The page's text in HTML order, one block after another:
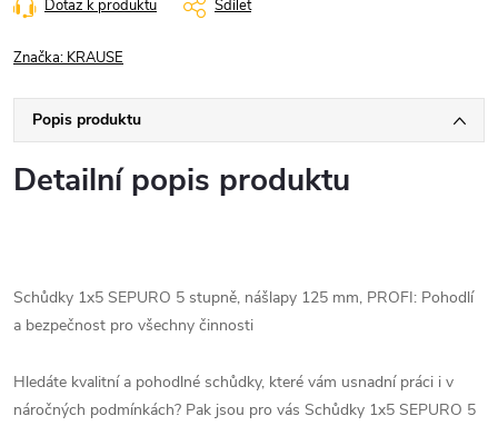
Dotaz k produktu Sdílet
Značka: KRAUSE
Popis produktu
Detailní popis produktu
Schůdky 1x5 SEPURO 5 stupně, nášlapy 125 mm, PROFI: Pohodlí
a bezpečnost pro všechny činnosti
Hledáte kvalitní a pohodlné schůdky, které vám usnadní práci i v
náročných podmínkách? Pak jsou pro vás Schůdky 1x5 SEPURO 5